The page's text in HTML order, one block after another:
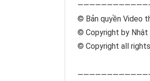
© Bản quyền Video
© Copyright by Nhật
© Copyright all